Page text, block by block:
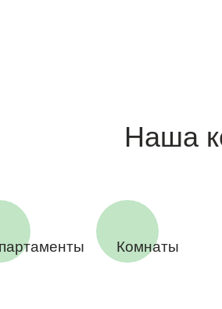
Наша
Комнаты